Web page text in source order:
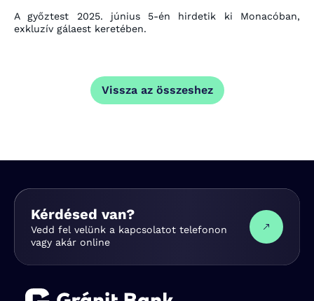
A győztest 2025. június 5-én hirdetik ki Monacóban,
exkluzív gálaest keretében.
Vissza az összeshez
Kérdésed van?
Vedd fel velünk a kapcsolatot telefonon
vagy akár online